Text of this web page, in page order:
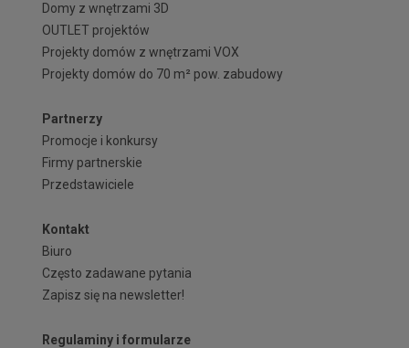
Domy z wnętrzami 3D
OUTLET projektów
Projekty domów z wnętrzami VOX
Projekty domów do 70 m² pow. zabudowy
Partnerzy
Promocje i konkursy
Firmy partnerskie
Przedstawiciele
Kontakt
Biuro
Często zadawane pytania
Zapisz się na newsletter!
Regulaminy i formularze